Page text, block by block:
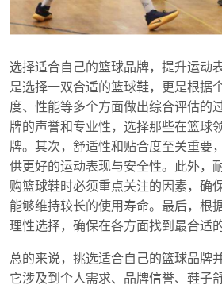
选择适合自己的篮球品牌，提升运动
是选择一双合适的篮球鞋，更是根据
度、性能等多个方面做出综合评估的
牌的声誉和专业性，选择那些在篮球
牌。其次，舒适性和贴合度至关重要
供更好的运动表现与安全性。此外，
购篮球鞋时必须重点关注的因素，确
能够维持较长的使用寿命。最后，根
理性选择，确保在各方面找到最合适
总的来说，挑选适合自己的篮球品牌
它涉及到个人需求、品牌信誉、鞋子